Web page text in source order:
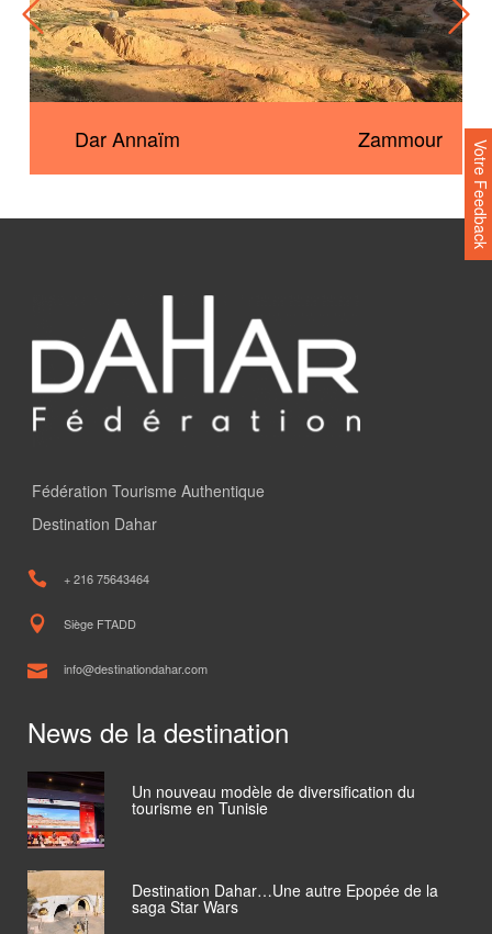
Votre Feedback
Dar Annaïm
Zammour
Fédération Tourisme Authentique
Destination Dahar
+ 216 75643464
Siège FTADD
info@destinationdahar.com
News de la destination
Un nouveau modèle de diversification du
tourisme en Tunisie
Destination Dahar…Une autre Epopée de la
saga Star Wars